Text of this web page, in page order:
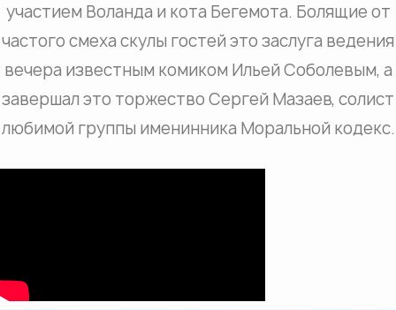
участием Воланда и кота Бегемота. Болящие от
частого смеха скулы гостей это заслуга ведения
вечера известным комиком Ильей Соболевым, а
завершал это торжество Сергей Мазаев, солист
любимой группы именинника Моральной кодекс.